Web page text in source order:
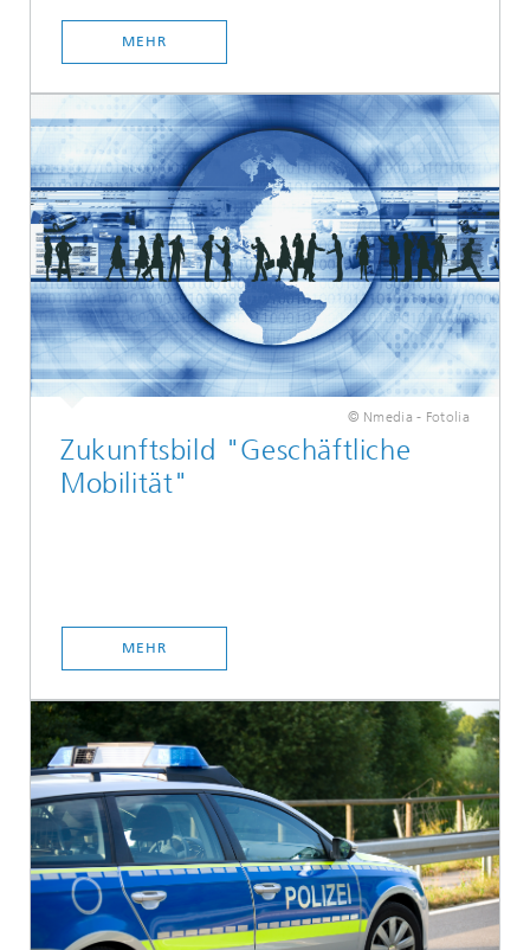
MEHR
© Nmedia - Fotolia
Zukunftsbild "Geschäftliche
Mobilität"
MEHR